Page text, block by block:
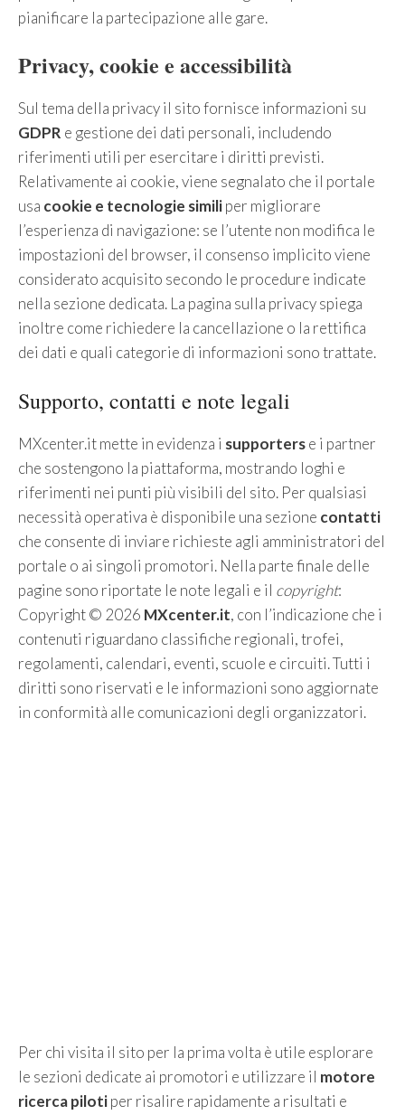
pianificare la partecipazione alle gare.
Privacy, cookie e accessibilità
Sul tema della privacy il sito fornisce informazioni su
GDPR e gestione dei dati personali, includendo
riferimenti utili per esercitare i diritti previsti.
Relativamente ai cookie, viene segnalato che il portale
usa cookie e tecnologie similiper migliorare
l’esperienza di navigazione: se l’utente non modifica le
impostazioni del browser, il consenso implicito viene
considerato acquisito secondo le procedure indicate
nella sezione dedicata. La pagina sulla privacy spiega
inoltre come richiedere la cancellazione o la rettifica
dei dati e quali categorie di informazioni sono trattate.
Supporto, contatti e note legali
MXcenter.it mette in evidenza i supporterse i partner
che sostengono la piattaforma, mostrando loghi e
riferimenti nei punti più visibili del sito. Per qualsiasi
necessità operativa è disponibile una sezione contatti
che consente di inviare richieste agli amministratori del
portale o ai singoli promotori. Nella parte finale delle
pagine sono riportate le note legali e il copyright:
Copyright © 2026 MXcenter.it, con l’indicazione che i
contenuti riguardano classifiche regionali, trofei,
regolamenti, calendari, eventi, scuole e circuiti. Tutti i
diritti sono riservati e le informazioni sono aggiornate
in conformità alle comunicazioni degli organizzatori.
Per chi visita il sito per la prima volta è utile esplorare
le sezioni dedicate ai promotori e utilizzare il motore
ricerca pilotiper risalire rapidamente a risultati e